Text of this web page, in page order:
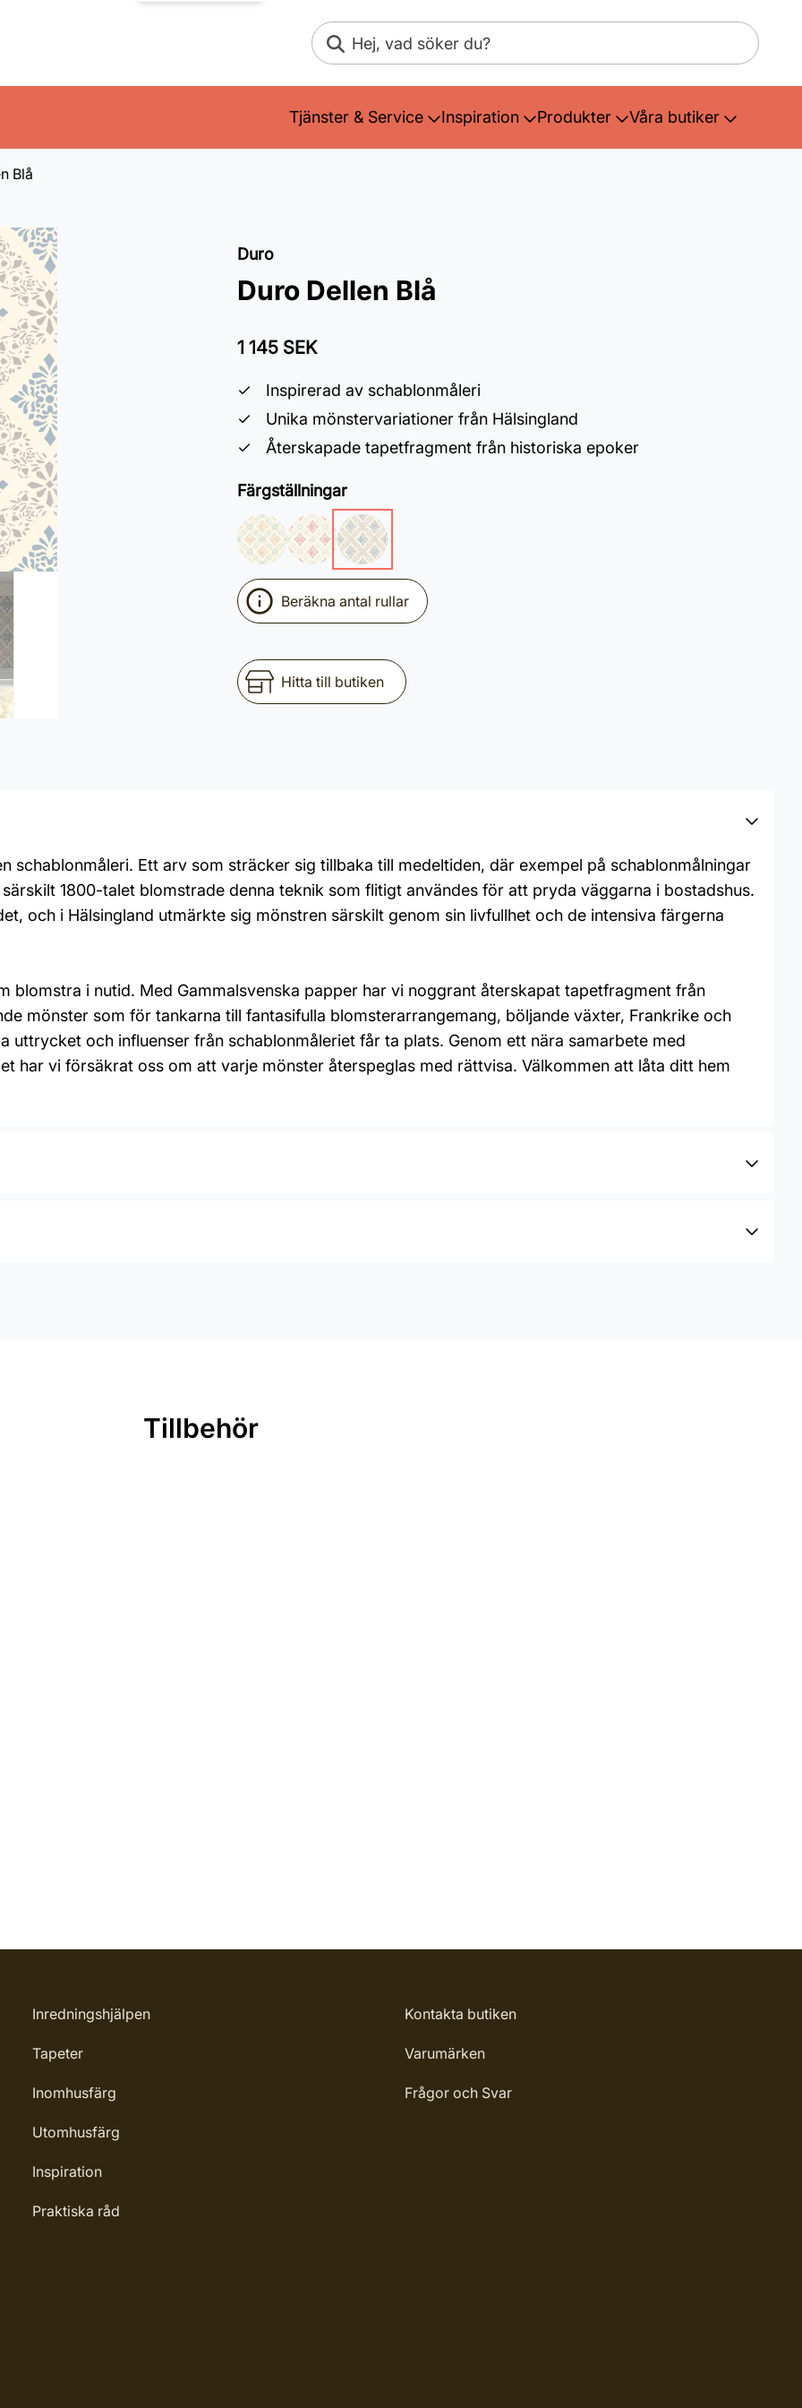
Sök
Tjänster & Service Inspiration Produkter Våra butiker
Blå
Duro
Duro Dellen Blå
1 145 SEK
Inspirerad av schablonmåleri
Unika mönstervariationer från Hälsingland
Återskapade tapetfragment från historiska epoker
Färgställningar
Beräkna antal rullar
Hitta till butiken
schablonmåleri. Ett arv som sträcker sig tillbaka till medeltiden, där exempel på schablonmålningar
1800-talet blomstrade denna teknik som flitigt användes för att pryda väggarna i bostadshus.
och i Hälsingland utmärkte sig mönstren särskilt genom sin livfullhet och de intensiva färgerna
blomstra i nutid. Med Gammalsvenska papper har vi noggrant återskapat tapetfragment från
mönster som för tankarna till fantasifulla blomsterarrangemang, böljande växter, Frankrike och
uttrycket och influenser från schablonmåleriet får ta plats. Genom ett nära samarbete med
har vi försäkrat oss om att varje mönster återspeglas med rättvisa. Välkommen att låta ditt hem
Tillbehör
Inredningshjälpen
Tapeter
Inomhusfärg
Utomhusfärg
Inspiration
Praktiska råd
Kontakta butiken
Varumärken
Frågor och Svar